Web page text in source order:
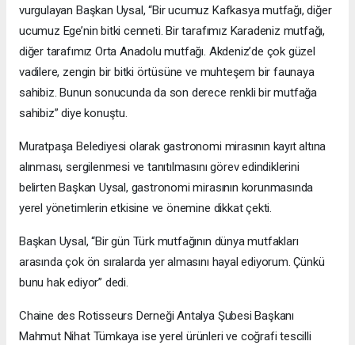
vurgulayan Başkan Uysal, “Bir ucumuz Kafkasya mutfağı, diğer
ucumuz Ege’nin bitki cenneti. Bir tarafımız Karadeniz mutfağı,
diğer tarafımız Orta Anadolu mutfağı. Akdeniz’de çok güzel
vadilere, zengin bir bitki örtüsüne ve muhteşem bir faunaya
sahibiz. Bunun sonucunda da son derece renkli bir mutfağa
sahibiz” diye konuştu.
Muratpaşa Belediyesi olarak gastronomi mirasının kayıt altına
alınması, sergilenmesi ve tanıtılmasını görev edindiklerini
belirten Başkan Uysal, gastronomi mirasının korunmasında
yerel yönetimlerin etkisine ve önemine dikkat çekti.
Başkan Uysal, “Bir gün Türk mutfağının dünya mutfakları
arasında çok ön sıralarda yer almasını hayal ediyorum. Çünkü
bunu hak ediyor” dedi.
Chaine des Rotisseurs Derneği Antalya Şubesi Başkanı
Mahmut Nihat Tümkaya ise yerel ürünleri ve coğrafi tescilli